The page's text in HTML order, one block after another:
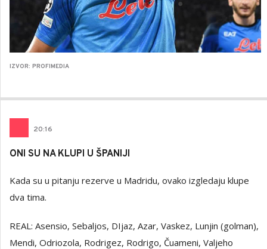
IZVOR: PROFIMEDIA
20:16
ONI SU NA KLUPI U ŠPANIJI
Kada su u pitanju rezerve u Madridu, ovako izgledaju klupe
dva tima.
REAL: Asensio, Sebaljos, DIjaz, Azar, Vaskez, Lunjin (golman),
Mendi, Odriozola, Rodrigez, Rodrigo, Čuameni, Valjeho